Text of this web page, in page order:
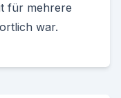
für mehrere
war.